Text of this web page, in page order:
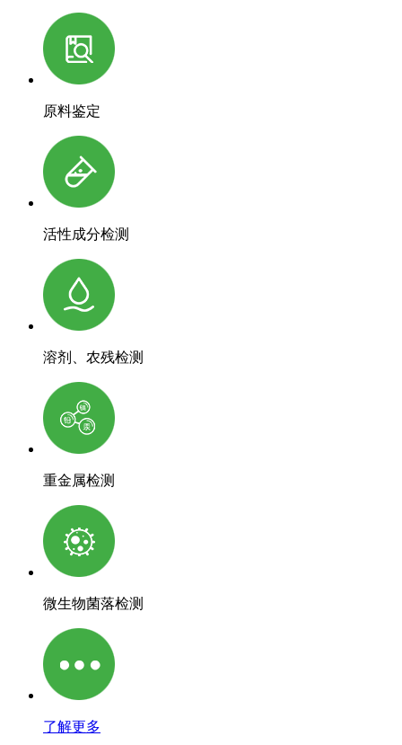
原料鉴定
活性成分检测
溶剂、农残检测
重金属检测
微生物菌落检测
了解更多